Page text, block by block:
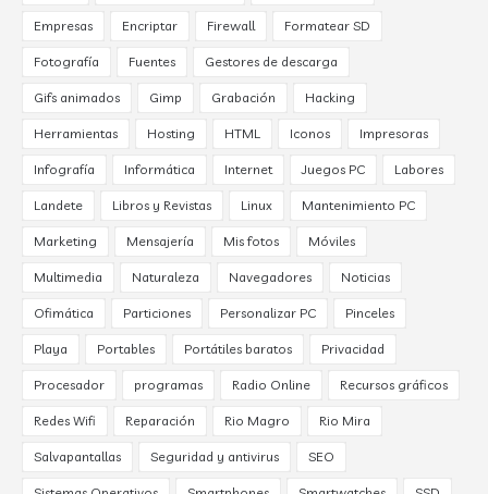
Empresas Encriptar Firewall Formatear SD
Fotografía Fuentes Gestores de descarga
Gifs animados Gimp Grabación Hacking
Herramientas Hosting HTML Iconos Impresoras
Infografía Informática Internet Juegos PC Labores
Landete Libros y Revistas Linux Mantenimiento PC
Marketing Mensajería Mis fotos Móviles
Multimedia Naturaleza Navegadores Noticias
Ofimática Particiones Personalizar PC Pinceles
Playa Portables Portátiles baratos Privacidad
Procesador programas Radio Online Recursos gráficos
Redes Wifi Reparación Rio Magro Rio Mira
Salvapantallas Seguridad y antivirus SEO